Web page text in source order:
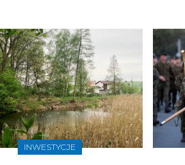
INWESTYCJE